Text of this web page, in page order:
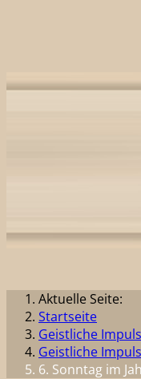
Aktuelle Seite:
Startseite
Geistliche
Geistliche
6. Sonntag im